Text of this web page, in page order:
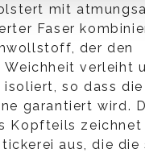
mit
Faser
der den
Weichheit verleiht
isoliert, so dass die
garantiert wird.
Kopfteils zeichnet
aus, die die